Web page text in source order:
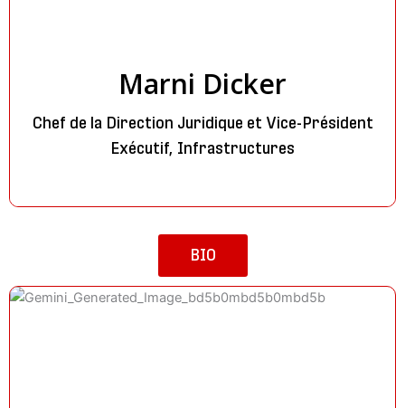
Marni Dicker
Chef de la Direction Juridique et Vice-Président
Exécutif, Infrastructures
BIO